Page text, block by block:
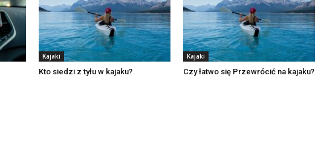
Kajaki
Kto siedzi z tyłu w kajaku?
Kajaki
Czy łatwo się Przewrócić na kajaku?